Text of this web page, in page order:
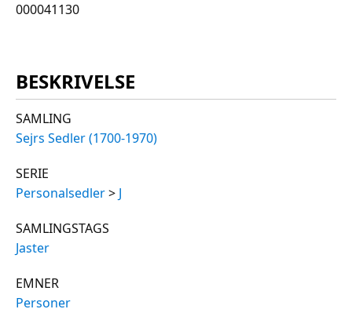
000041130
BESKRIVELSE
SAMLING
Sejrs Sedler (1700-1970)
SERIE
Personalsedler> J
SAMLINGSTAGS
Jaster
EMNER
Personer